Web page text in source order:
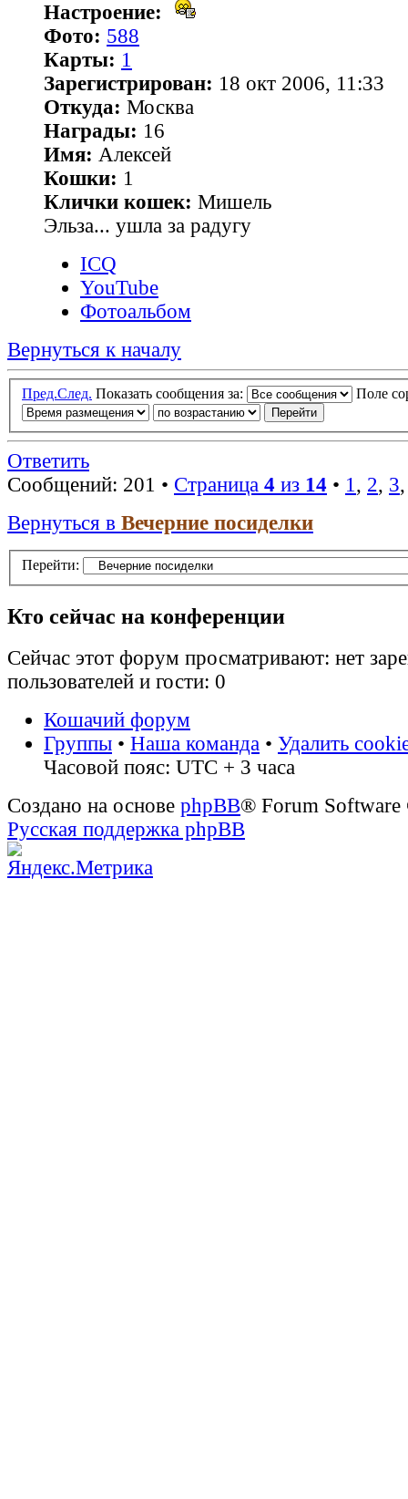
Настроение:
Фото: 588
Карты: 1
Зарегистрирован: 18 окт 2006, 11:33
Откуда: Москва
Награды: 16
Имя: Алексей
Кошки: 1
Клички кошек: Мишель
Эльза... ушла за радугу
ICQ
YouTube
Фотоальбом
Вернуться к началу
Пред.След. Показать сообщения за: Поле
Ответить
Сообщений: 201 • Страница 4 из 14 • 1 , 2, 3
Вернуться в Вечерние посиделки
Перейти:
Кто сейчас на конференции
Сейчас этот форум просматривают: нет
пользователей и гости: 0
Кошачий форум
Группы • Наша команда • Удалить
Часовой пояс: UTC + 3 часа
Создано на основе phpBB® Forum
Русская поддержка phpBB